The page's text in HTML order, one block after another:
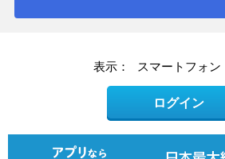
表示： スマートフォン
ログイン